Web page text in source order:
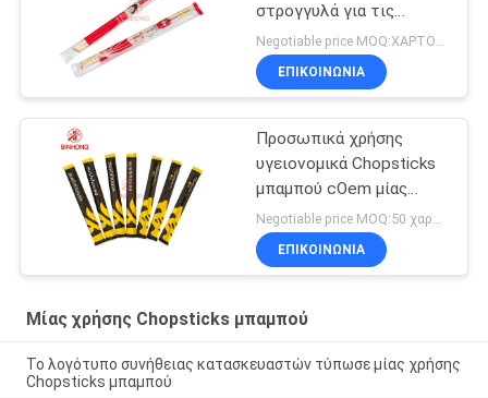
στρογγυλά για τις
εκκλησίες
ΕΠΙΚΟΙΝΩΝΙΑ
Προσωπικά χρήσης
υγειονομικά Chopsticks
μπαμπού cOem μίας
χρήσης
ΕΠΙΚΟΙΝΩΝΙΑ
Μίας χρήσης Chopsticks μπαμπού
Το λογότυπο συνήθειας κατασκευαστών τύπωσε μίας χρήσης
Chopsticks μπαμπού